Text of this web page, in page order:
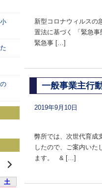
新型コロナウィルスの
置法に基づく 「緊急
緊急事 […]
一般事業主行
2019年9月10日
弊所では、次世代育成
したので、ご案内いた
ます。 & […]
土